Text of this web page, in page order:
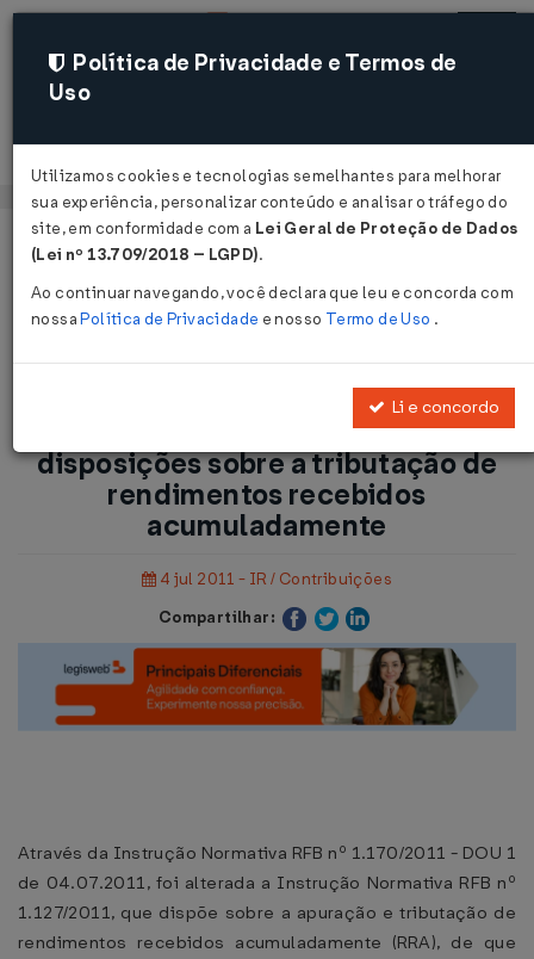
Acessar
Página Inicial
Notícias
rendimentos recebidos acumuladamente...
Voltar
IRPF/IRRF: Baixadas novas
disposições sobre a tributação de
rendimentos recebidos
acumuladamente
4 jul 2011 - IR / Contribuições
Compartilhar:
Através da Instrução Normativa RFB nº 1.170/2011 - DOU 1
de 04.07.2011, foi alterada a Instrução Normativa RFB nº
1.127/2011, que dispõe sobre a apuração e tributação de
rendimentos recebidos acumuladamente (RRA), de que
Política de Privacidade e Termos de
Uso
Utilizamos cookies e tecnologias semelhantes para melhorar
sua experiência, personalizar conteúdo e analisar o tráfego do
site, em conformidade com a Lei Geral de Proteção de Dados
(Lei nº 13.709/2018 – LGPD).
Ao continuar navegando, você declara que leu e concorda com
nossaPolítica de Privacidade e nosso Termo de Uso .
Li e concordo